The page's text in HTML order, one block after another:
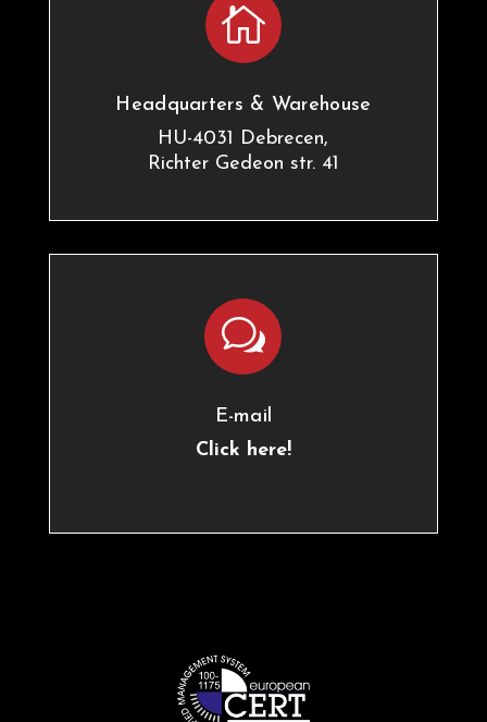

Headquarters & Warehouse
HU-4031 Debrecen,
Richter Gedeon str. 41
w
E-mail
Click here!